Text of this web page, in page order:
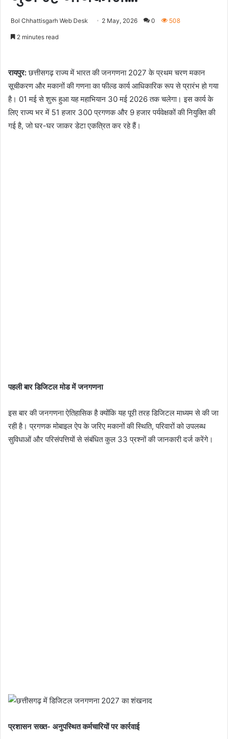
Bol Chhattisgarh Web Desk 2 May, 2026 0 508
2 minutes read
रायपुर:छत्तीसगढ़ राज्य में भारत की जनगणना 2027 के प्रथम चरण मकान
सूचीकरण और मकानों की गणना का फील्ड कार्य आधिकारिक रूप से प्रारंभ हो गया
है। 01 मई से शुरू हुआ यह महाभियान 30 मई 2026 तक चलेगा। इस कार्य के
लिए राज्य भर में 51 हजार 300 प्रगणक और 9 हजार पर्यवेक्षकों की नियुक्ति की
गई है, जो घर-घर जाकर डेटा एकत्रित कर रहे हैं।
पहली बार डिजिटल मोड में जनगणना
इस बार की जनगणना ऐतिहासिक है क्योंकि यह पूरी तरह डिजिटल माध्यम से की जा
रही है। प्रगणक मोबाइल ऐप के जरिए मकानों की स्थिति, परिवारों को उपलब्ध
सुविधाओं और परिसंपत्तियों से संबंधित कुल 33 प्रश्नों की जानकारी दर्ज करेंगे।
प्रशासन सख्त- अनुपस्थित कर्मचारियों पर कार्रवाई